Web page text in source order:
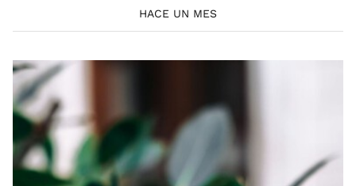
HACE UN MES